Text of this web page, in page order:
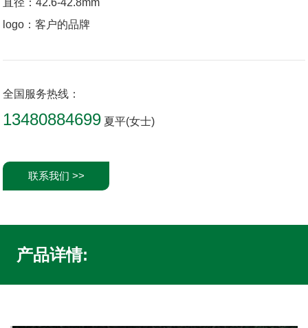
直径：42.6-42.8mm
logo：客户的品牌
全国服务热线：
13480884699 夏平(女士)
联系我们 >>
产品详情: